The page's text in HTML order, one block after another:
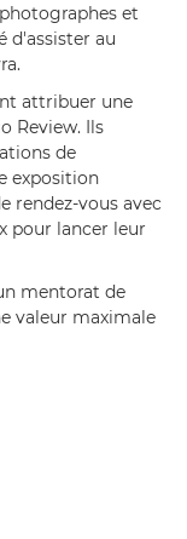
et
d'assister au
attribuer une
Review. Ils
de
exposition
rendez-vous avec
pour lancer leur
mentorat de
valeur maximale